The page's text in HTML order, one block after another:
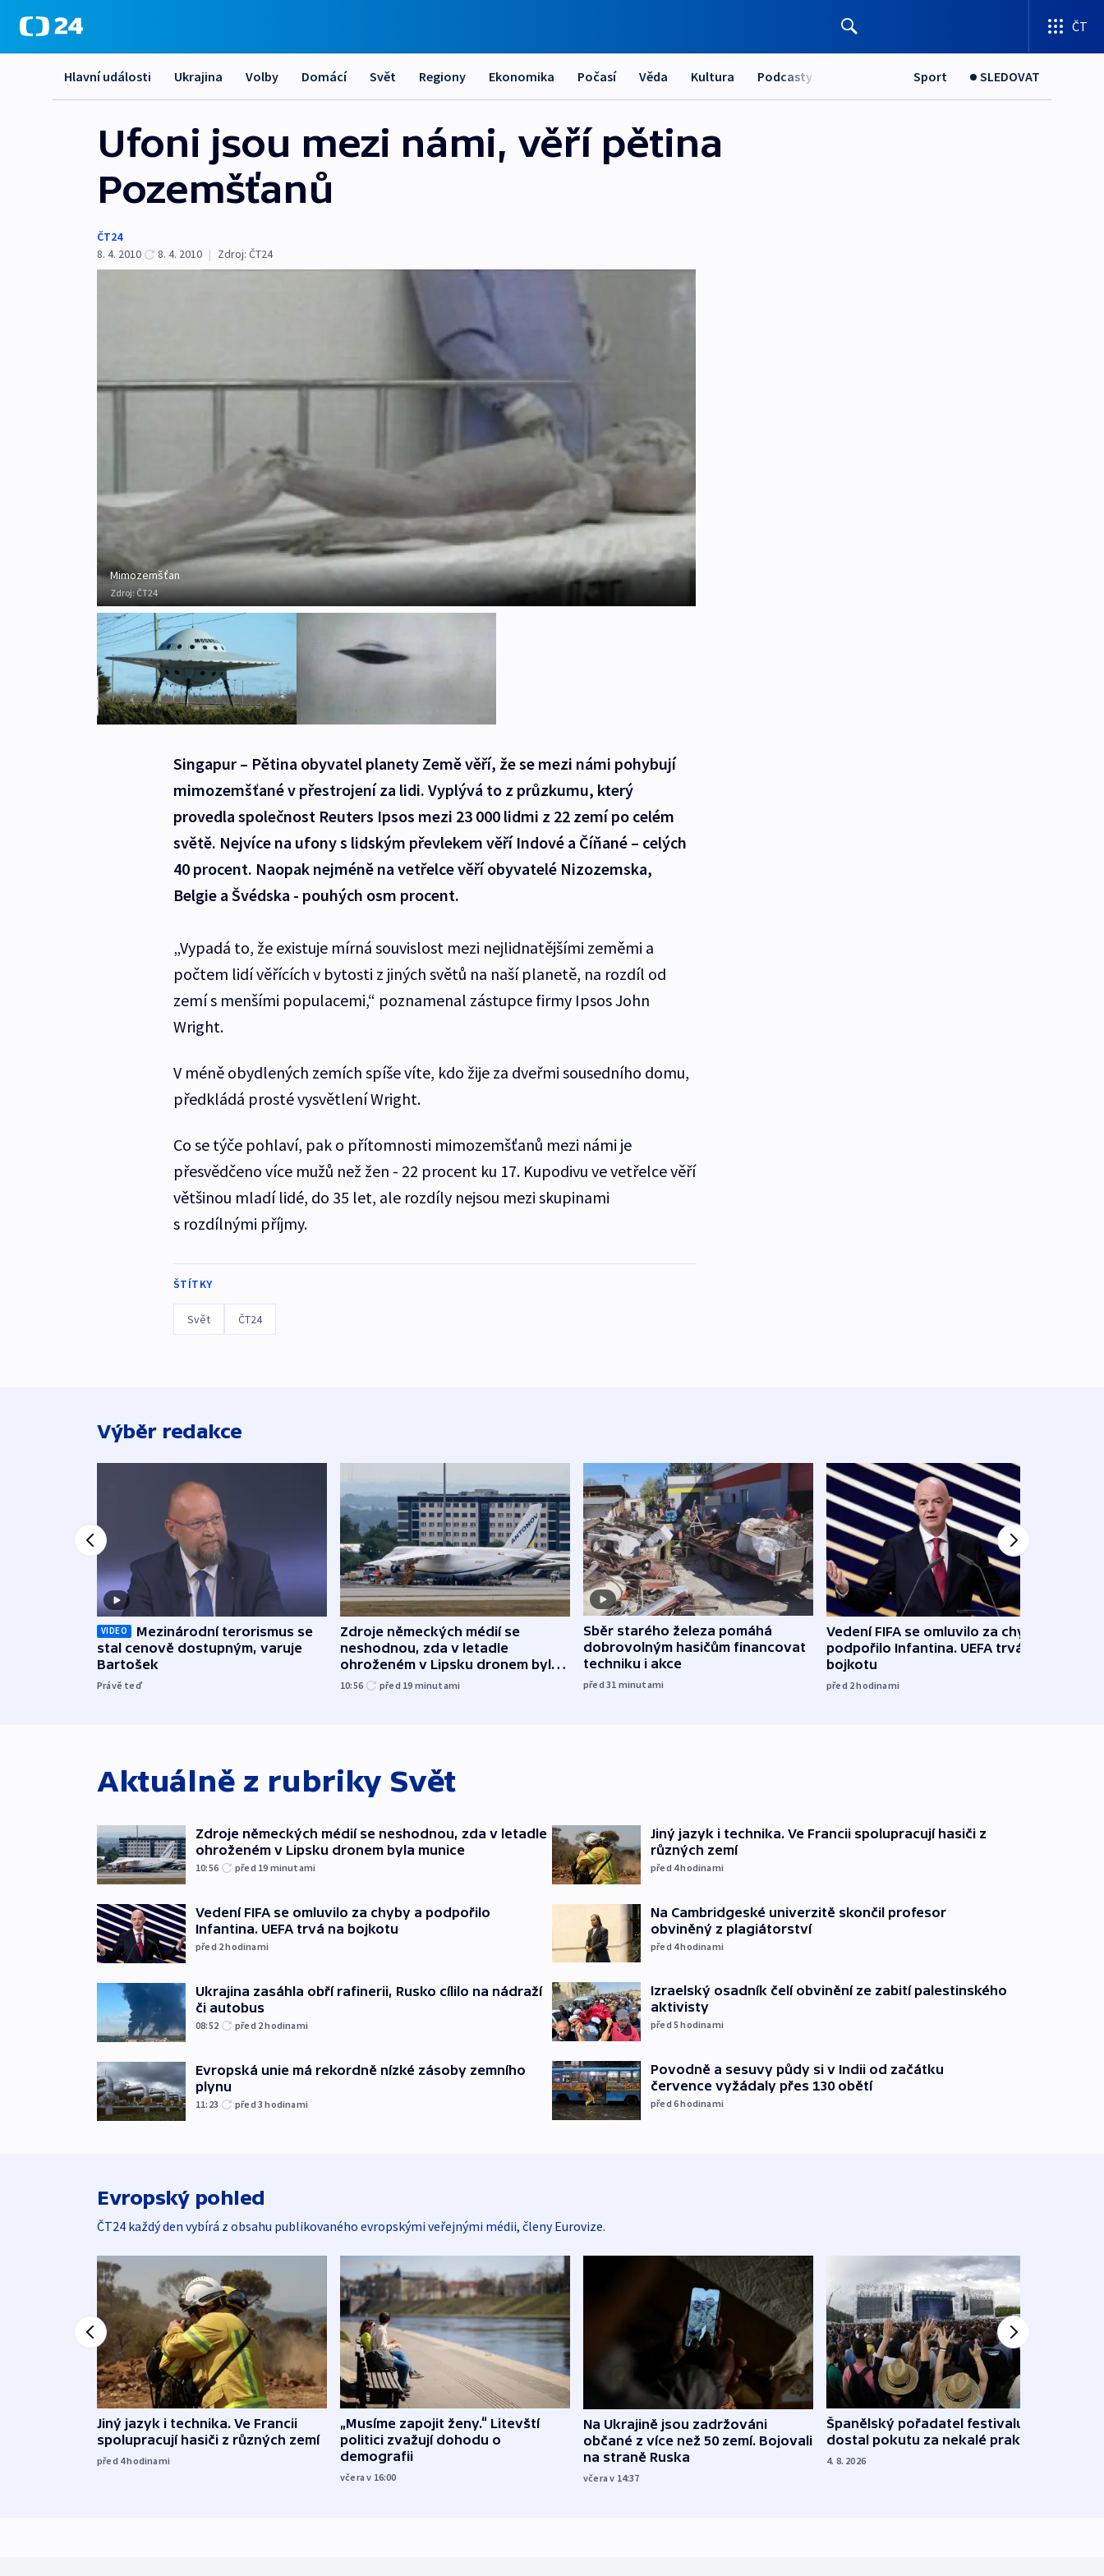
ČT
Hlavní události Ukrajina Volby Domácí Svět Regiony Ekonomika Počasí Věda Kultura Podcasty Sport SLEDOVAT
Ufoni jsou mezi námi, věří pětina
Pozemšťanů
ČT24
8. 4. 2010
8. 4. 2010 | Zdroj: ČT24
Mimozemšťan
Zdroj:ČT24
Singapur – Pětina obyvatel planety Země věří, že se mezi námi pohybují
mimozemšťané v přestrojení za lidi. Vyplývá to z průzkumu, který
provedla společnost Reuters Ipsos mezi 23 000 lidmi z 22 zemí po celém
světě. Nejvíce na ufony s lidským převlekem věří Indové a Číňané – celých
40 procent. Naopak nejméně na vetřelce věří obyvatelé Nizozemska,
Belgie a Švédska - pouhých osm procent.
„Vypadá to, že existuje mírná souvislost mezi nejlidnatějšími zeměmi a
počtem lidí věřících v bytosti z jiných světů na naší planetě, na rozdíl od
zemí s menšími populacemi,“ poznamenal zástupce firmy Ipsos John
Wright.
V méně obydlených zemích spíše víte, kdo žije za dveřmi sousedního domu,
předkládá prosté vysvětlení Wright.
Co se týče pohlaví, pak o přítomnosti mimozemšťanů mezi námi je
přesvědčeno více mužů než žen - 22 procent ku 17. Kupodivu ve vetřelce věří
většinou mladí lidé, do 35 let, ale rozdíly nejsou mezi skupinami
s rozdílnými příjmy.
ŠTÍTKY
Svět ČT24
Výběr redakce
VIDEO
Mezinárodní terorismus se
stal cenově dostupným, varuje
Bartošek
Právě teď
Zdroje německých médií se
neshodnou, zda v letadle
ohroženém v Lipsku dronem byla
munice
10:56 před 19 minutami
Sběr starého železa pomáhá
dobrovolným hasičům financovat
techniku i akce
před 31 minutami
Vedení FIFA se omluvilo za chyby a
podpořilo Infantina. UEFA trvá na
bojkotu
před 2hodinami
Aktuálně z rubriky Svět
Zdroje německých médií se neshodnou, zda v letadle
ohroženém v Lipsku dronem byla munice
10:56 před 19 minutami
Vedení FIFA se omluvilo za chyby a podpořilo
Infantina. UEFA trvá na bojkotu
před 2hodinami
Ukrajina zasáhla obří rafinerii, Rusko cílilo na nádraží
či autobus
08:52 před 2hodinami
Evropská unie má rekordně nízké zásoby zemního
plynu
11:23 před 3hodinami
Jiný jazyk i technika. Ve Francii spolupracují hasiči z
různých zemí
před 4hodinami
Na Cambridgeské univerzitě skončil profesor
obviněný z plagiátorství
před 4hodinami
Izraelský osadník čelí obvinění ze zabití palestinského
aktivisty
před 5hodinami
Povodně a sesuvy půdy si v Indii od začátku
července vyžádaly přes 130 obětí
před 6hodinami
Evropský pohled
ČT24 každý den vybírá z obsahu publikovaného evropskými veřejnými médii, členy Eurovize.
Jiný jazyk i technika. Ve Francii
spolupracují hasiči z různých zemí
před 4hodinami
„Musíme zapojit ženy.“ Litevští
politici zvažují dohodu o
demografii
včera v 16:00
Na Ukrajině jsou zadržováni
občané z více než 50 zemí. Bojovali
na straně Ruska
včera v 14:37
Španělský pořadatel festivalu
dostal pokutu za nekalé praktiky
4. 8. 2026